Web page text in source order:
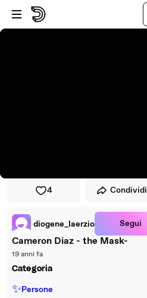
Vai al lettore
Passa al contenuto principale
4 Condividi
diogene_laerzio Segui
Cameron Diaz - the Mask-
19 anni fa
Categoria
✨Persone